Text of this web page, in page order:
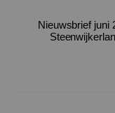
Nieuwsbrief juni